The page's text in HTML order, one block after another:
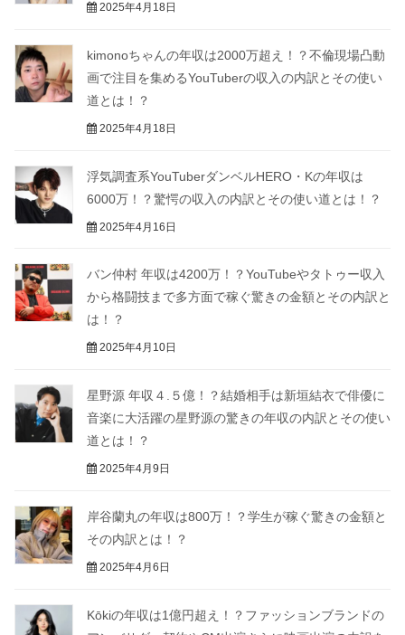
2025年4月18日
kimonoちゃんの年収は2000万超え！？不倫現場凸動
画で注目を集めるYouTuberの収入の内訳とその使い
道とは！？
2025年4月18日
浮気調査系YouTuberダンベルHERO・Kの年収は
6000万！？驚愕の収入の内訳とその使い道とは！？
2025年4月16日
バン仲村 年収は4200万！？YouTubeやタトゥー収入
から格闘技まで多方面で稼ぐ驚きの金額とその内訳と
は！？
2025年4月10日
星野源 年収４.５億！？結婚相手は新垣結衣で俳優に
音楽に大活躍の星野源の驚きの年収の内訳とその使い
道とは！？
2025年4月9日
岸谷蘭丸の年収は800万！？学生が稼ぐ驚きの金額と
その内訳とは！？
2025年4月6日
Kōkiの年収は1億円超え！？ファッションブランドの